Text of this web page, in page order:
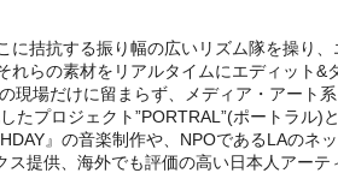
拮抗する振り幅の広いリズム隊を操り
らの素材をリアルタイムにエディット
場だけに留まらず、メディア・アート
プロジェクト”PORTRAL”(ポートラル
』の音楽制作や、NPOであるLAの
提供、海外でも評価の高い日本人アー